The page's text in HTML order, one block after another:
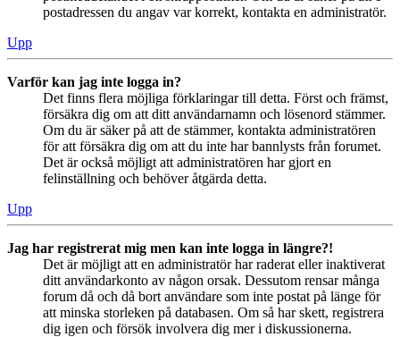
postadressen du angav var korrekt, kontakta en administratör.
Upp
Varför kan jag inte logga in?
Det finns flera möjliga förklaringar till detta. Först och främst,
försäkra dig om att ditt användarnamn och lösenord stämmer.
Om du är säker på att de stämmer, kontakta administratören
för att försäkra dig om att du inte har bannlysts från forumet.
Det är också möjligt att administratören har gjort en
felinställning och behöver åtgärda detta.
Upp
Jag har registrerat mig men kan inte logga in längre?!
Det är möjligt att en administratör har raderat eller inaktiverat
ditt användarkonto av någon orsak. Dessutom rensar många
forum då och då bort användare som inte postat på länge för
att minska storleken på databasen. Om så har skett, registrera
dig igen och försök involvera dig mer i diskussionerna.